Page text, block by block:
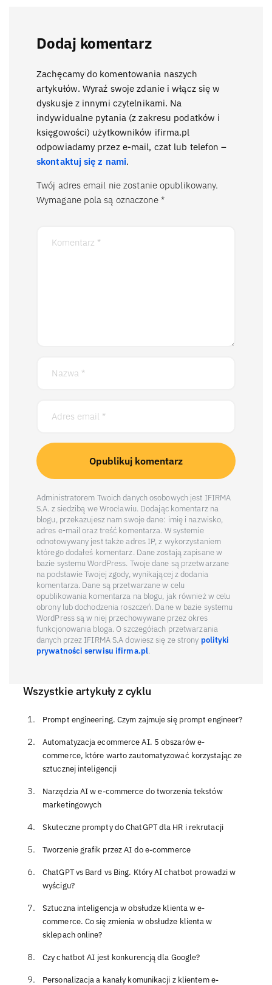
Dodaj komentarz
Zachęcamy do komentowania naszych
artykułów. Wyraź swoje zdanie i włącz się w
dyskusje z innymi czytelnikami. Na
indywidualne pytania (z zakresu podatków i
księgowości) użytkowników ifirma.pl
odpowiadamy przez e-mail, czat lub telefon –
skontaktuj się z nami.
Twój adres email nie zostanie opublikowany.
Wymagane pola są oznaczone *
Administratorem Twoich danych osobowych jest IFIRMA
S.A. z siedzibą we Wrocławiu. Dodając komentarz na
blogu, przekazujesz nam swoje dane: imię i nazwisko,
adres e-mail oraz treść komentarza. W systemie
odnotowywany jest także adres IP, z wykorzystaniem
którego dodałeś komentarz. Dane zostają zapisane w
bazie systemu WordPress. Twoje dane są przetwarzane
na podstawie Twojej zgody, wynikającej z dodania
komentarza. Dane są przetwarzane w celu
opublikowania komentarza na blogu, jak również w celu
obrony lub dochodzenia roszczeń. Dane w bazie systemu
WordPress są w niej przechowywane przez okres
funkcjonowania bloga. O szczegółach przetwarzania
danych przez IFIRMA S.A dowiesz się ze strony polityki
prywatności serwisu ifirma.pl.
Wszystkie artykuły z cyklu
Prompt engineering. Czym zajmuje się prompt engineer?
Automatyzacja ecommerce AI. 5 obszarów e-
commerce, które warto zautomatyzować korzystając ze
sztucznej inteligencji
Narzędzia AI w e-commerce do tworzenia tekstów
marketingowych
Skuteczne prompty do ChatGPT dla HR i rekrutacji
Tworzenie grafik przez AI do e-commerce
ChatGPT vs Bard vs Bing. Który AI chatbot prowadzi w
wyścigu?
Sztuczna inteligencja w obsłudze klienta w e-
commerce. Co się zmienia w obsłudze klienta w
sklepach online?
Czy chatbot AI jest konkurencją dla Google?
Personalizacja a kanały komunikacji z klientem e-